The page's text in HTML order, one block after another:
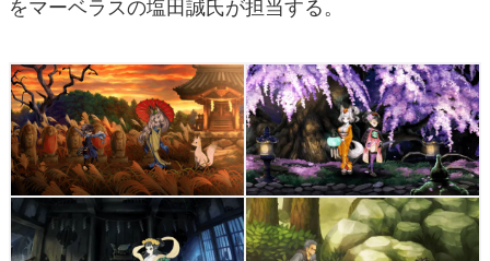
をマーベラスの塩田誠氏が担当する。